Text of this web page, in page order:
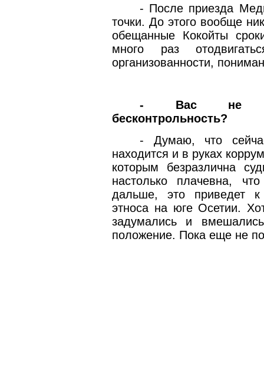
- После приезда
точки. До этого вообще
обещанные Кокойты
много раз
организованности,
- Вас не
бесконтрольность?
- Думаю, что
находится и в руках
которым безразлична
настолько плачевна,
дальше, это приведет к
этноса на юге Осетии.
задумались и
положение. Пока еще не